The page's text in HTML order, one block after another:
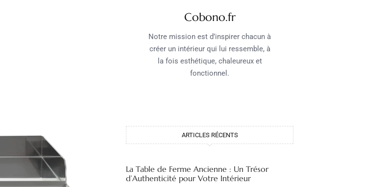
Cobono.fr
Notre mission est d’inspirer chacun à
créer un intérieur qui lui ressemble, à
la fois esthétique, chaleureux et
fonctionnel.
ARTICLES RÉCENTS
La Table de Ferme Ancienne : Un Trésor
d’Authenticité pour Votre Intérieur